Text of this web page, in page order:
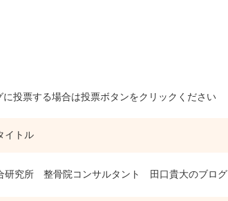
に投票する場合は投票ボタンをクリックください
イトル
研究所 整骨院コンサルタント 田口貴大のブログ